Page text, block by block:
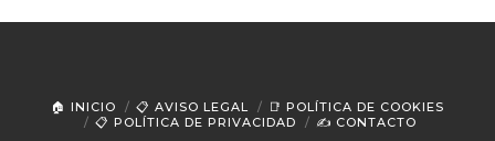
🏠 INICIO 📋 AVISO LEGAL
📑 POLÍTICA DE COOKIES
📋 POLÍTICA DE PRIVACIDAD
✍ CONTACTO